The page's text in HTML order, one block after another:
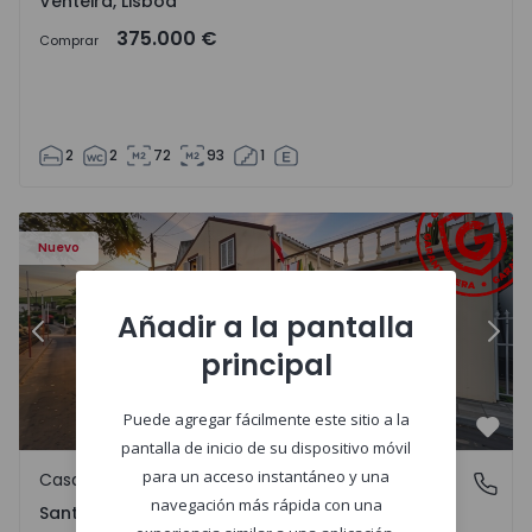
Comprar 375.000 €
2 2 72 93 1
Nuevo
Casa T2 Ponta Delgada, Santa Bárbara - 1575125 - 1
Anterior
Santa Bárbara, Ilha de São Miguel
Casa
Santa Bárbara, Ilha de São Miguel
Añadir a la pantalla
principal
Puede agregar fácilmente este sitio a la
pantalla de inicio de su dispositivo móvil
para un acceso instantáneo y una
navegación más rápida con una